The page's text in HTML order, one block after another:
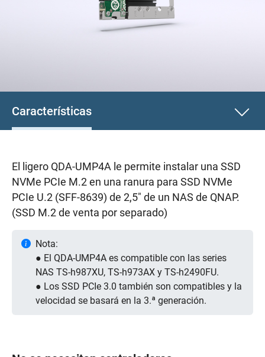
Características
El ligero QDA-UMP4A le permite instalar una SSD
NVMe PCIe M.2 en una ranura para SSD NVMe
PCIe U.2 (SFF-8639) de 2,5" de un NAS de QNAP.
(SSD M.2 de venta por separado)
Nota:
● El QDA-UMP4A es compatible con las series
NAS TS-h987XU, TS-h973AX y TS-h2490FU.
● Los SSD PCIe 3.0 también son compatibles y la
velocidad se basará en la 3.ª generación.